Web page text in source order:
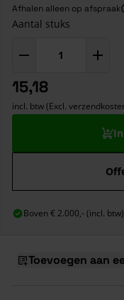
Afhalen alleen op afspraak
Aantal stuks
15,18
incl. btw (Excl.
Boven € 2.000,- (incl.
Toevoegen aan